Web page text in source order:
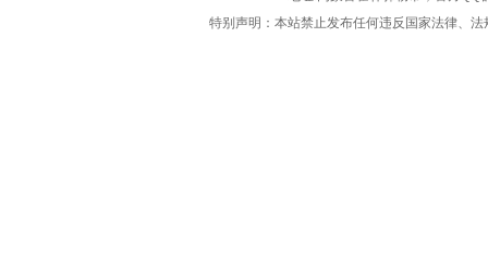
特别声明：本站禁止发布任何违反国家法律、